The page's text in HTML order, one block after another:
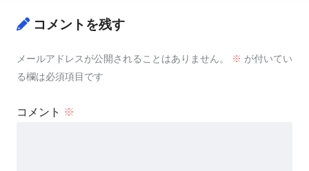
コメントを残す
メールアドレスが公開されることはありません。 ※ が付いてい
る欄は必須項目です
コメント ※